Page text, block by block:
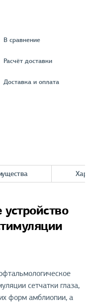
В сравнение
Расчёт доставки
Доставка и оплата
сетчатки глаза,
форм амблиопии, а